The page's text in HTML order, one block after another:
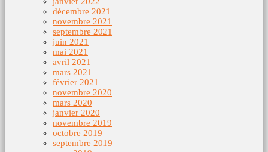
décembre 2021
novembre 2021
septembre 2021
juin 2021
mai 2021
avril 2021
mars 2021
février 2021
novembre 2020
mars 2020
janvier 2020
novembre 2019
octobre 2019
septembre 2019